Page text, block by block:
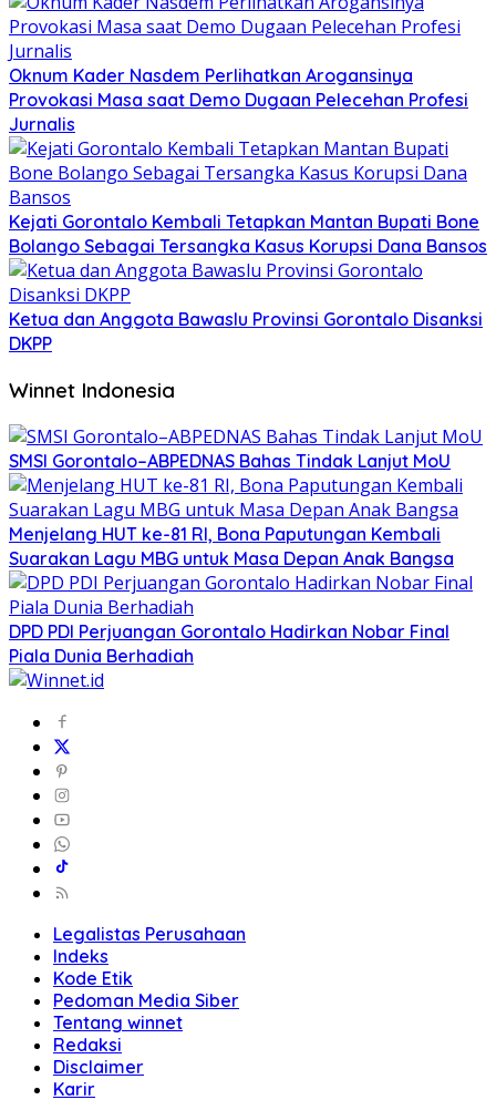
Oknum Kader Nasdem Perlihatkan Arogansinya
Provokasi Masa saat Demo Dugaan Pelecehan Profesi
Jurnalis
Kejati Gorontalo Kembali Tetapkan Mantan Bupati Bone
Bolango Sebagai Tersangka Kasus Korupsi Dana Bansos
Ketua dan Anggota Bawaslu Provinsi Gorontalo Disanksi
DKPP
Winnet Indonesia
SMSI Gorontalo–ABPEDNAS Bahas Tindak Lanjut MoU
Menjelang HUT ke-81 RI, Bona Paputungan Kembali
Suarakan Lagu MBG untuk Masa Depan Anak Bangsa
DPD PDI Perjuangan Gorontalo Hadirkan Nobar Final
Piala Dunia Berhadiah
Legalistas Perusahaan
Indeks
Kode Etik
Pedoman Media Siber
Tentang winnet
Redaksi
Disclaimer
Karir